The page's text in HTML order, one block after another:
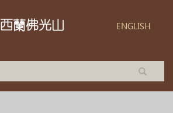
蘭佛光山 ENGLISH